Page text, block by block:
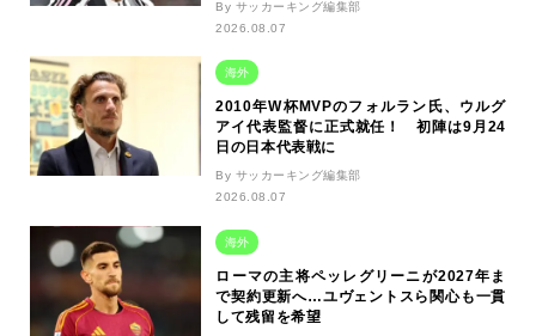
By サッカーキング編集部
2026.08.07
海外
2010年W杯MVPのフォルラン氏、ウルグ
アイ代表監督に正式就任！ 初陣は9月24
日の日本代表戦に
By サッカーキング編集部
2026.08.07
海外
ローマの主将ペッレグリーニが2027年ま
で契約更新へ…ユヴェントスら関心も一貫
して残留を希望